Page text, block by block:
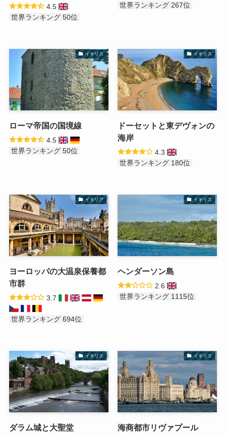
4.5
世界ランキング 50位
世界ランキング 267位
イギリス
ローマ帝国の国境線
4.5
世界ランキング 50位
イギリス
ドーセットと東デヴォンの
海岸
4.3
世界ランキング 180位
イタリア
ヨーロッパの大温泉保養都
市群
3.7
世界ランキング 694位
イギリス
ヘンダーソン島
2.6
世界ランキング 1115位
イギリス
ダラム城と大聖堂
イギリス
海商都市リヴァプール